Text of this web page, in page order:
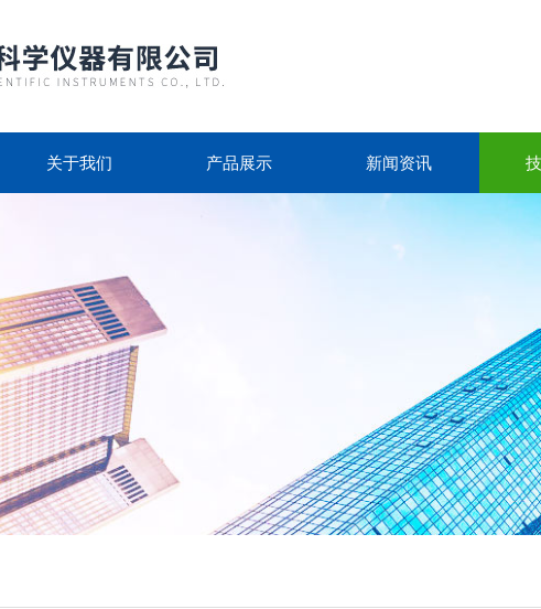
关于我们 产品展示 新闻资讯